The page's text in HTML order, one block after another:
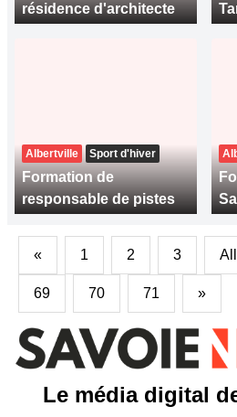
résidence d'architecte
Albertville Sport d'hiver
Formation de
responsable de pistes
« 1 2 3
69 70 71 »
Le média digital